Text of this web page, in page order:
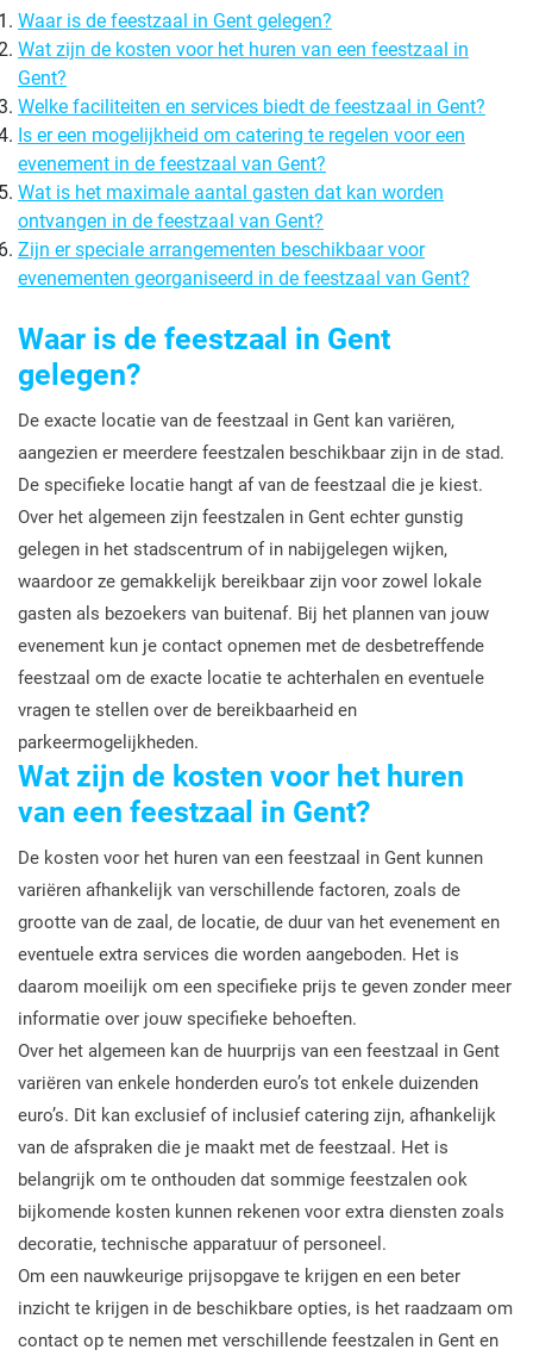
Waar is de feestzaal in Gent gelegen?
Wat zijn de kosten voor het huren van een feestzaal in
Gent?
Welke faciliteiten en services biedt de feestzaal in Gent?
Is er een mogelijkheid om catering te regelen voor een
evenement in de feestzaal van Gent?
Wat is het maximale aantal gasten dat kan worden
ontvangen in de feestzaal van Gent?
Zijn er speciale arrangementen beschikbaar voor
evenementen georganiseerd in de feestzaal van Gent?
Waar is de feestzaal in Gent
gelegen?
De exacte locatie van de feestzaal in Gent kan variëren,
aangezien er meerdere feestzalen beschikbaar zijn in de stad.
De specifieke locatie hangt af van de feestzaal die je kiest.
Over het algemeen zijn feestzalen in Gent echter gunstig
gelegen in het stadscentrum of in nabijgelegen wijken,
waardoor ze gemakkelijk bereikbaar zijn voor zowel lokale
gasten als bezoekers van buitenaf. Bij het plannen van jouw
evenement kun je contact opnemen met de desbetreffende
feestzaal om de exacte locatie te achterhalen en eventuele
vragen te stellen over de bereikbaarheid en
parkeermogelijkheden.
Wat zijn de kosten voor het huren
van een feestzaal in Gent?
De kosten voor het huren van een feestzaal in Gent kunnen
variëren afhankelijk van verschillende factoren, zoals de
grootte van de zaal, de locatie, de duur van het evenement en
eventuele extra services die worden aangeboden. Het is
daarom moeilijk om een specifieke prijs te geven zonder meer
informatie over jouw specifieke behoeften.
Over het algemeen kan de huurprijs van een feestzaal in Gent
variëren van enkele honderden euro’s tot enkele duizenden
euro’s. Dit kan exclusief of inclusief catering zijn, afhankelijk
van de afspraken die je maakt met de feestzaal. Het is
belangrijk om te onthouden dat sommige feestzalen ook
bijkomende kosten kunnen rekenen voor extra diensten zoals
decoratie, technische apparatuur of personeel.
Om een nauwkeurige prijsopgave te krijgen en een beter
inzicht te krijgen in de beschikbare opties, is het raadzaam om
contact op te nemen met verschillende feestzalen in Gent en